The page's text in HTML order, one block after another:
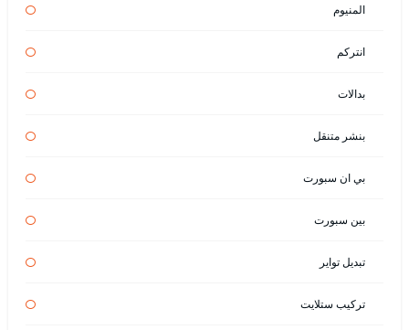
المنيوم
انتركم
بدالات
بنشر متنقل
بي ان سبورت
بين سبورت
تبديل تواير
تركيب ستلايت